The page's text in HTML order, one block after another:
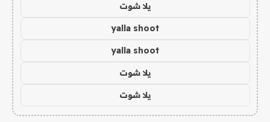
يلا شوت
yalla shoot
yalla shoot
يلا شوت
يلا شوت